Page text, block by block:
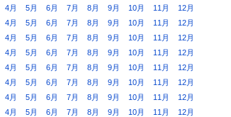
4月 5月 6月 7月 8月 9月 10月 11月
12月
4月 5月 6月 7月 8月 9月 10月 11月
12月
4月 5月 6月 7月 8月 9月 10月 11月
12月
4月 5月 6月 7月 8月 9月 10月 11月
12月
4月 5月 6月 7月 8月 9月 10月 11月
12月
4月 5月 6月 7月 8月 9月 10月 11月
12月
4月 5月 6月 7月 8月 9月 10月 11月
12月
4月 5月 6月 7月 8月 9月 10月 11月
12月